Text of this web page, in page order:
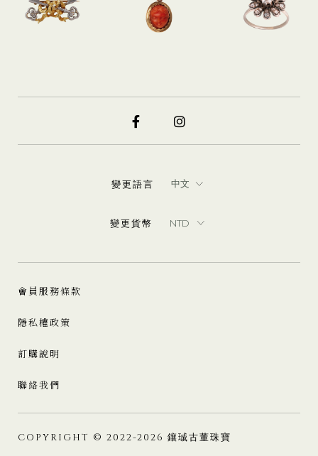
變更語言
變更貨幣
會員服務條款
隱私權政策
訂購說明
聯絡我們
COPYRIGHT © 2022-2026 鑲珹古董珠寶